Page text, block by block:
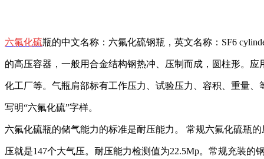
六氟化硫瓶的中文名称：六氟化硫钢瓶，英文名称：SF6
的高压容器，一般用合金结构钢热冲、压制而成，圆柱形。
化工厂等。气瓶肩部标有工作压力、试验压力、容积、重量
写明“六氟化硫”字样。
六氟化硫瓶的储气能力的标准是耐压能力。 常规六氟化硫瓶
压就是147个大气压。耐压能力检测值为22.5Mp。常规充装的